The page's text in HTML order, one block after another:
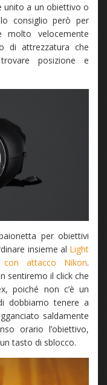
unito a un obiettivo o
consiglio però per
molto velocemente
di attrezzatura che
posizione e
per obiettivi
insieme al Light
attacco Nikon.
sentiremo il click che
poiché non c’è un
dobbiamo tenere a
saldamente
orario l’obiettivo,
tasto di sblocco.